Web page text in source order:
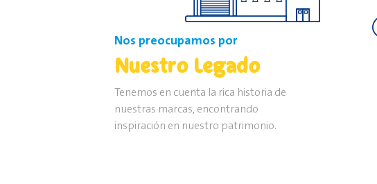
Nos preocupamos por
Nuestro Legado
Tenemos en cuenta la rica historia de
nuestras marcas, encontrando
inspiración en nuestro patrimonio.